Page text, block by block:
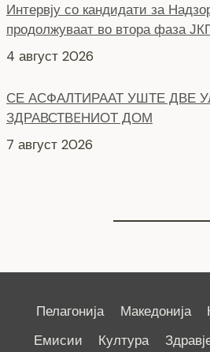
4 август 2026
СЕ АСФАЛТИРААТ УШТЕ ДВЕ
7 август 2026
НОВ ПАРКИНГ ПРОСТОР ВО
Пелагонија Македонија
Емисии
Култура